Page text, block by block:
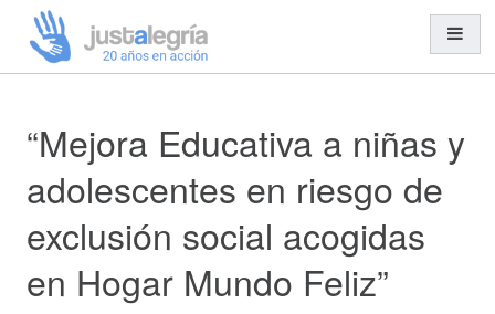
Misión y Visión
Organización y Equipo
Transparencia
Entidades Solidarias
Trabajo en Red
“Mejora Educativa a niñas y
adolescentes en riesgo de
exclusión social acogidas
en Hogar Mundo Feliz”